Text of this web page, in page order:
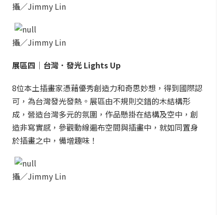
攝／Jimmy Lin
攝／Jimmy Lin
展區四｜台灣．發光 Lights Up
8位本土插畫家憑藉優秀創造力和奇思妙想，得到國際認
可，為台灣發光發熱。展區由不規則交錯的木結構形
成，營造台灣多元的氛圍，作品懸掛在結構及空中，創
造非寫實感，參觀動線遍布空間與插畫中，就如同置身
於插畫之中，備增趣味！
攝／Jimmy Lin